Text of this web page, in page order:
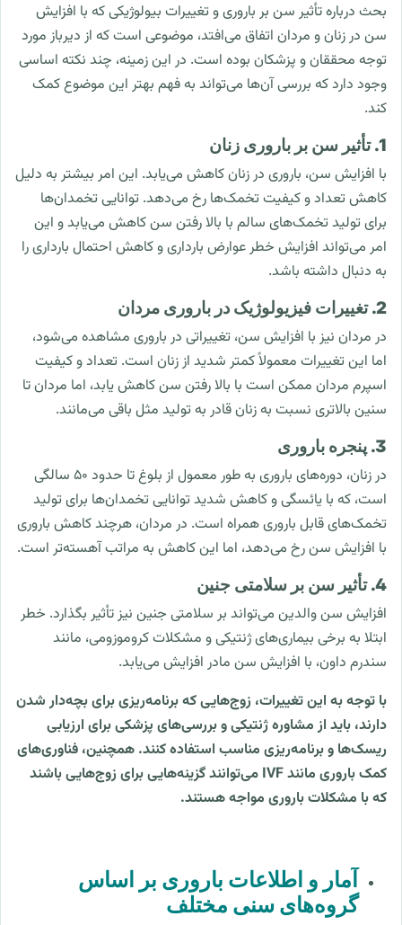
بحث درباره تأثیر سن بر باروری و تغییرات بیولوژیکی که با افزایش
سن در زنان و مردان اتفاق می‌افتد، موضوعی است که از دیرباز مورد
توجه محققان و پزشکان بوده است. در این زمینه، چند نکته اساسی
وجود دارد که بررسی آن‌ها می‌تواند به فهم بهتر این موضوع کمک
کند.
1. تأثیر سن بر باروری زنان
با افزایش سن، باروری در زنان کاهش می‌یابد. این امر بیشتر به دلیل
کاهش تعداد و کیفیت تخمک‌ها رخ می‌دهد. توانایی تخمدان‌ها
برای تولید تخمک‌های سالم با بالا رفتن سن کاهش می‌یابد و این
امر می‌تواند افزایش خطر عوارض بارداری و کاهش احتمال بارداری را
به دنبال داشته باشد.
2. تغییرات فیزیولوژیک در باروری مردان
در مردان نیز با افزایش سن، تغییراتی در باروری مشاهده می‌شود،
اما این تغییرات معمولاً کمتر شدید از زنان است. تعداد و کیفیت
اسپرم مردان ممکن است با بالا رفتن سن کاهش یابد، اما مردان تا
سنین بالاتری نسبت به زنان قادر به تولید مثل باقی می‌مانند.
3. پنجره باروری
در زنان، دوره‌های باروری به طور معمول از بلوغ تا حدود 50 سالگی
است، که با یائسگی و کاهش شدید توانایی تخمدان‌ها برای تولید
تخمک‌های قابل باروری همراه است. در مردان، هرچند کاهش باروری
با افزایش سن رخ می‌دهد، اما این کاهش به مراتب آهسته‌تر است.
4. تأثیر سن بر سلامتی جنین
افزایش سن والدین می‌تواند بر سلامتی جنین نیز تأثیر بگذارد. خطر
ابتلا به برخی بیماری‌های ژنتیکی و مشکلات کروموزومی، مانند
سندرم داون، با افزایش سن مادر افزایش می‌یابد.
با توجه به این تغییرات، زوج‌هایی که برنامه‌ریزی برای بچه‌دار شدن
دارند، باید از مشاوره ژنتیکی و بررسی‌های پزشکی برای ارزیابی
ریسک‌ها و برنامه‌ریزی مناسب استفاده کنند. همچنین، فناوری‌های
کمک باروری مانند IVF می‌توانند گزینه‌هایی برای زوج‌هایی باشند
که با مشکلات باروری مواجه هستند.
آمار و اطلاعات باروری بر اساس
گروه‌های سنی مختلف